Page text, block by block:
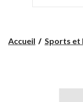
Accueil Sports et